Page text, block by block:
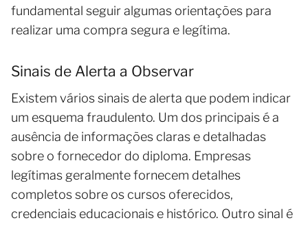
fundamental seguir algumas orientações para
realizar uma compra segura e legítima.
Sinais de Alerta a Observar
Existem vários sinais de alerta que podem indicar
um esquema fraudulento. Um dos principais é a
ausência de informações claras e detalhadas
sobre o fornecedor do diploma. Empresas
legítimas geralmente fornecem detalhes
completos sobre os cursos oferecidos,
credenciais educacionais e histórico. Outro sinal é